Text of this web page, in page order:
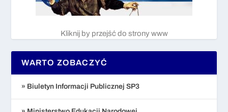
Kliknij by przejść do strony www
WARTO ZOBACZYĆ
» Biuletyn Informacji Publicznej SP3